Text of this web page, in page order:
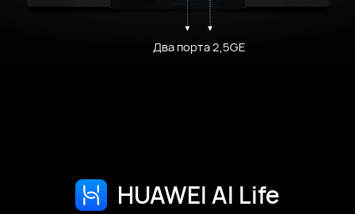
Два порта 2,5GE
HUAWEI AI Life